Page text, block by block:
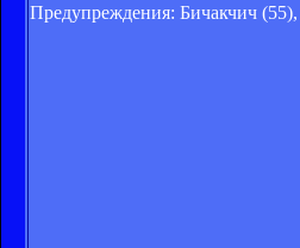
Предупреждения: Бичакчич